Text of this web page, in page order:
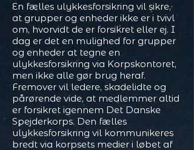
En fælles ulykkesforsikring vil sikre,
at grupper og enheder ikke er i tvivl
om, hvorvidt de er forsikret eller ej. I
dag er det en mulighed for grupper
og enheder at tegne en
ulykkesforsikring via Korpskontoret,
men ikke alle gør brug heraf.
Fremover vil ledere, skadelidte og
pårørende vide, at medlemmer altid
er forsikret igennem Det Danske
Spejderkorps. Den fælles
ulykkesforsikring vil kommunikeres
bredt via korpsets medier i løbet af